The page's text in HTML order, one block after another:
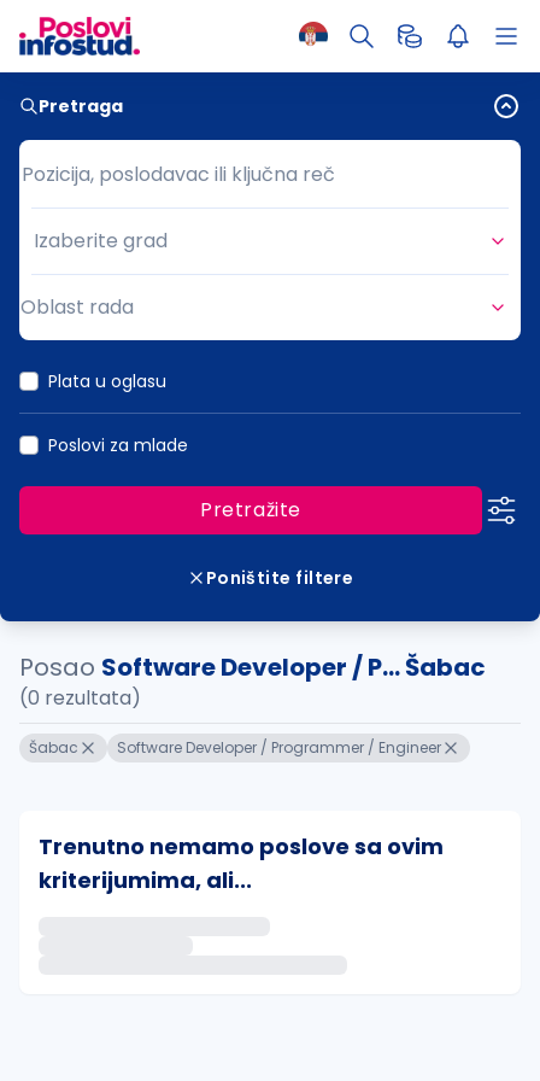
Pretraga
Pozicija, poslodavac ili ključna reč
Pozicija, poslodavac ili ključna reč
Grad
Izaberite grad
Oblast rada
Plata u oglasu
Poslovi za mlade
Pretražite
Poništite filtere
Posao Software Developer / P... Šabac
(0 rezultata)
Šabac Software Developer / Programmer / Engineer
Trenutno nemamo poslove sa ovim
kriterijumima, ali...